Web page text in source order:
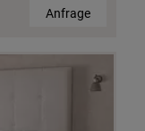
Anfrage